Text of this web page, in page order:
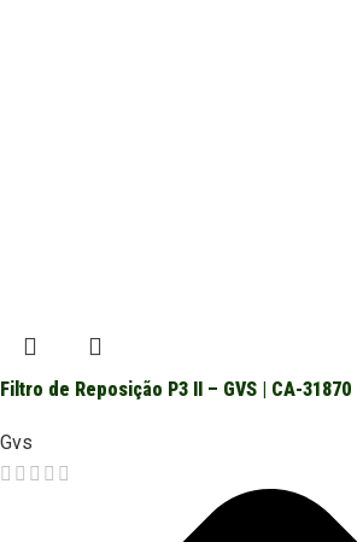
Filtro de Reposição P3 II – GVS | CA-31870
Gvs